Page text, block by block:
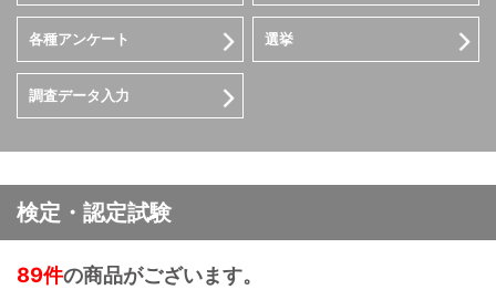
各種アンケート 選挙
調査データ入力
検定・認定試験
89件の商品がございます。